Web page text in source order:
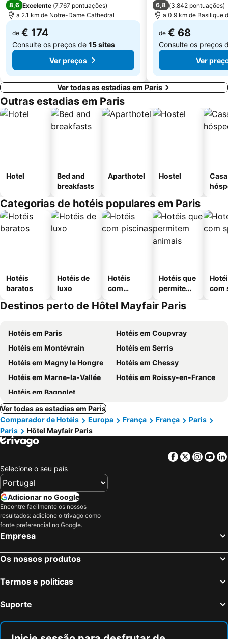
Moulin Rouge
Gare de Neuilly - Porte Maillot Metro Station
8,6 Excelente (7.767 pontuações)
a 2.1 km de Notre-Dame Cathedral
de € 174
Consulte os preços de 15 sites
Ver preços
6,8 (3.842 pontuações)
a 0.9 km de Basilique
de € 68
Consulte os preços
Ver
Ver todas as estadias em Paris
Outras estadias em Paris
Hotel
Bed and
breakfasts
Aparthotel Hostel
Categorias de hotéis populares em Paris
Hotéis
baratos
Hotéis de
luxo
Hotéis
com
Hotéis que
permitem
com
Destinos perto de Hôtel Mayfair Paris
Hotéis em Paris
Hotéis em Coupvray
Hotéis em Montévrain
Hotéis em Serris
Hotéis em Magny le Hongre
Hotéis em Chessy
Hotéis em Marne-la-Vallée
Hotéis em Roissy-en-France
Hotéis em Bagnolet
Ver todas as estadias em Paris
Comparador de Hotéis
Europa França França
Paris
Paris
Hôtel Mayfair Paris
Facebook
Twitter
Selecione o seu país
Adicionar no Google
Encontre facilmente os nossos
resultados: adicione o trivago como
fonte preferencial no Google.
Empresa
Os nossos produtos
Termos e políticas
Suporte